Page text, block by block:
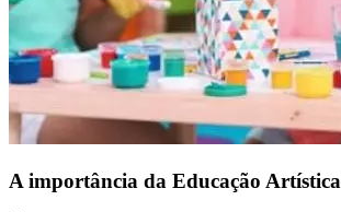
A importância da Educação Artística